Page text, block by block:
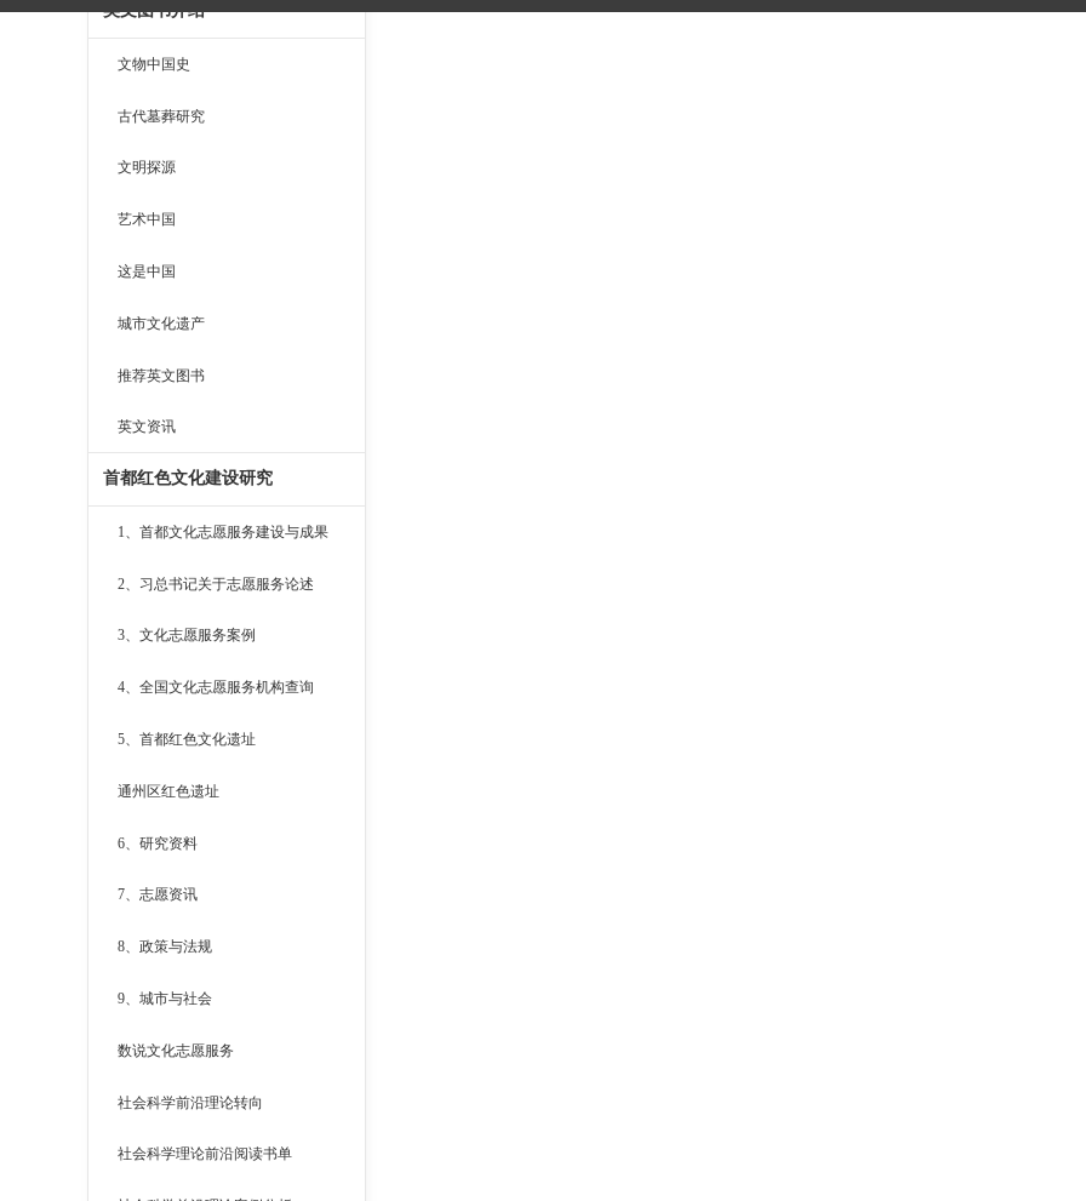
英文图书介绍
文物中国史
古代墓葬研究
文明探源
艺术中国
这是中国
城市文化遗产
推荐英文图书
英文资讯
首都红色文化建设研究
1、首都文化志愿服务建设与成果
2、习总书记关于志愿服务论述
3、文化志愿服务案例
4、全国文化志愿服务机构查询
5、首都红色文化遗址
通州区红色遗址
6、研究资料
7、志愿资讯
8、政策与法规
9、城市与社会
数说文化志愿服务
社会科学前沿理论转向
社会科学理论前沿阅读书单